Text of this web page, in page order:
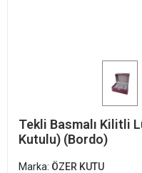
Tekli Basmalı Kilitli
Kutulu) (Bordo)
Marka: ÖZER KUTU